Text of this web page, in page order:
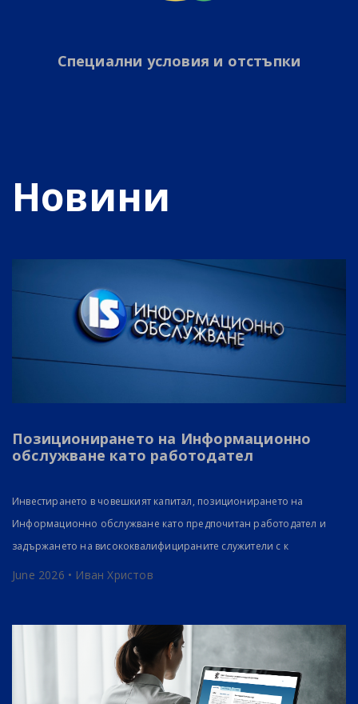
Специални условия и отстъпки
Новини
Позиционирането на Информационно
обслужване като работодател
Инвестирането в човешкият капитал, позиционирането на
Информационно обслужване като предпочитан работодател и
задържането на висококвалифицираните служители с к
June 2026 • Иван Христов